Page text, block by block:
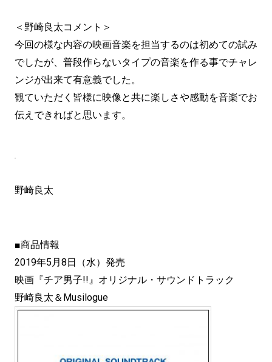
＜野崎良太コメント＞
今回の様な内容の映画音楽を担当するのは初めての試み
でしたが、普段作らないタイプの音楽を作る事でチャレ
ンジが出来て有意義でした。
観ていただく皆様に映像と共に楽しさや感動を音楽でお
伝えできればと思います。
野崎良太
■商品情報
2019年5月8日（水）発売
映画『チア男子!!』オリジナル・サウンドトラック
野崎良太＆Musilogue